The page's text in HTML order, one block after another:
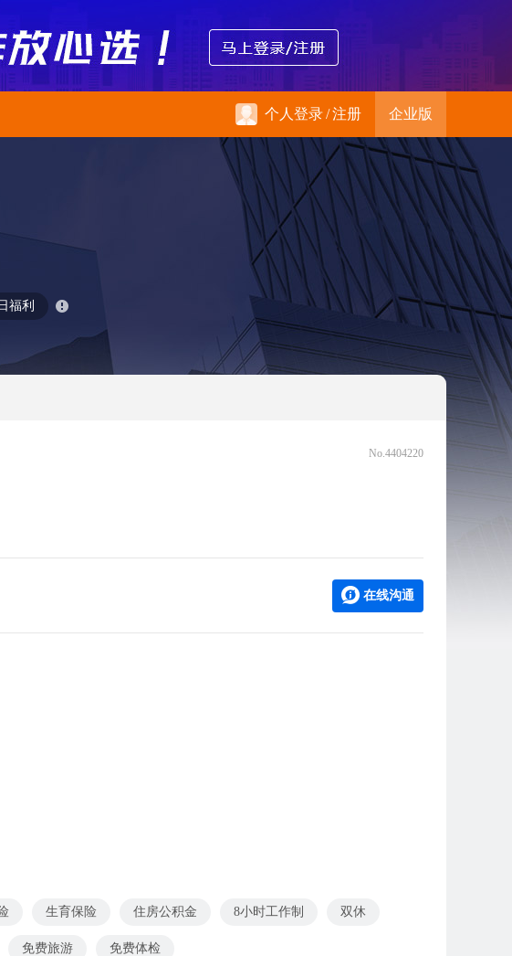
个人登录/注册 企业版
福利
No.4404220
在线沟通
生育保险 住房公积金 8小时工作制 双休
免费旅游 免费体检